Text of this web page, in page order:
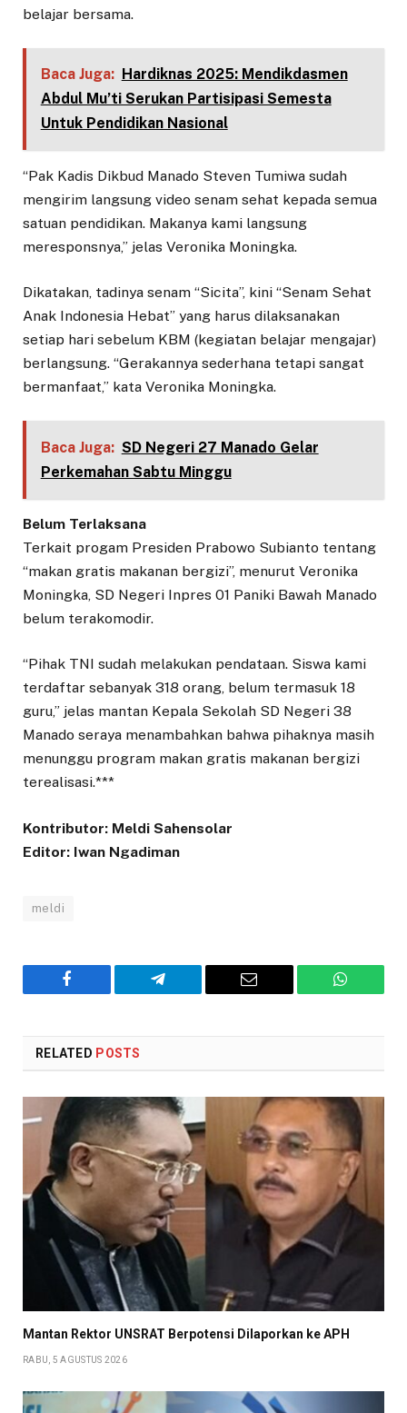
belajar bersama.
Baca Juga: Hardiknas 2025: Mendikdasmen
Abdul Mu’ti Serukan Partisipasi Semesta
Untuk Pendidikan Nasional
“Pak Kadis Dikbud Manado Steven Tumiwa sudah
mengirim langsung video senam sehat kepada semua
satuan pendidikan. Makanya kami langsung
meresponsnya,” jelas Veronika Moningka.
Dikatakan, tadinya senam “Sicita”, kini “Senam Sehat
Anak Indonesia Hebat” yang harus dilaksanakan
setiap hari sebelum KBM (kegiatan belajar mengajar)
berlangsung. “Gerakannya sederhana tetapi sangat
bermanfaat,” kata Veronika Moningka.
Baca Juga: SD Negeri 27 Manado Gelar
Perkemahan Sabtu Minggu
Belum Terlaksana
Terkait progam Presiden Prabowo Subianto tentang
“makan gratis makanan bergizi”, menurut Veronika
Moningka, SD Negeri Inpres 01 Paniki Bawah Manado
belum terakomodir.
“Pihak TNI sudah melakukan pendataan. Siswa kami
terdaftar sebanyak 318 orang, belum termasuk 18
guru,” jelas mantan Kepala Sekolah SD Negeri 38
Manado seraya menambahkan bahwa pihaknya masih
menunggu program makan gratis makanan bergizi
terealisasi.***
Kontributor: Meldi Sahensolar
Editor: Iwan Ngadiman
meldi
Facebook Telegram Email
RELATED POSTS
Mantan Rektor UNSRAT Berpotensi Dilaporkan ke APH
RABU, 5 AGUSTUS 2026